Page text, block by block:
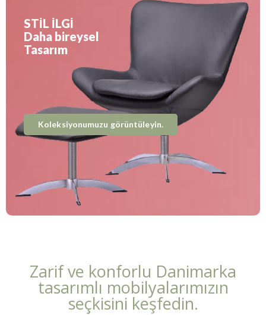
STİL İLGİ
Daha bireysel
Tasarım
Koleksiyonumuzu görüntüleyin.
Zarif ve konforlu Danimarka
tasarımlı mobilyalarımızın
seçkisini keşfedin.